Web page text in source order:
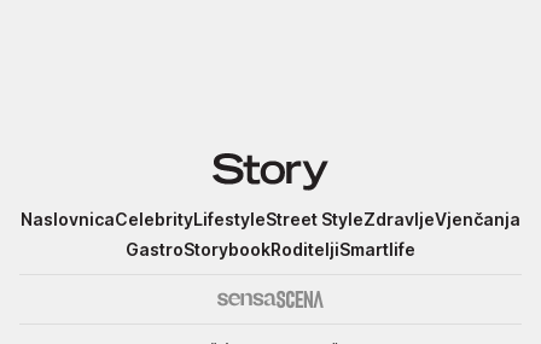
Story
NaslovnicaCelebrityLifestyleStreet StyleZdravljeVjenčanja
GastroStorybookRoditeljiSmartlife